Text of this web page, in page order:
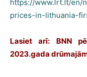
https://www.lrt.lt/en/
prices-in-lithuania-
Lasiet arī: BNN
2023.gada